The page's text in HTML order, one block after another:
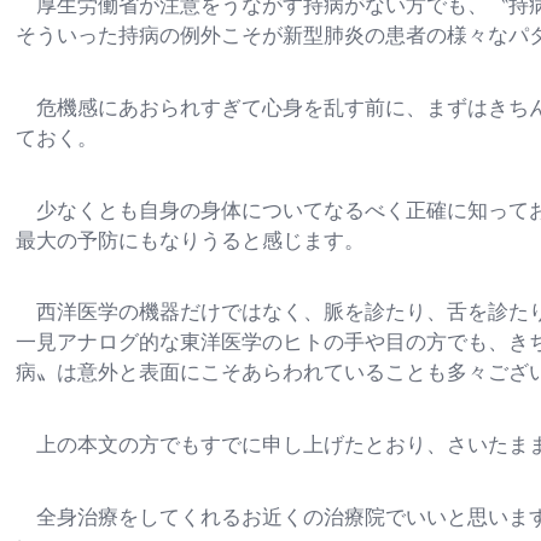
そういった持病の例外こそが新型肺炎の患者の様々な
危機感にあおられすぎて心身を乱す前に、まずはき
ておく。
少なくとも自身の身体についてなるべく正確に知っ
最大の予防にもなりうると感じます。
西洋医学の機器だけではなく、脈を診たり、舌を診
一見アナログ的な東洋医学のヒトの手や目の方でも、
病〟は意外と表面にこそあらわれていることも多々ござ
上の本文の方でもすでに申し上げたとおり、さいた
全身治療をしてくれるお近くの治療院でいいと思い